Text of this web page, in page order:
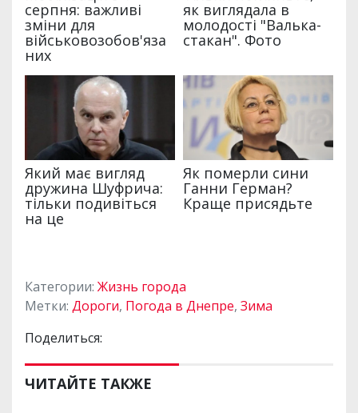
Категории: Жизнь города
Метки: Дороги, Погода в Днепре, Зима
Поделиться:
ЧИТАЙТЕ ТАКЖЕ